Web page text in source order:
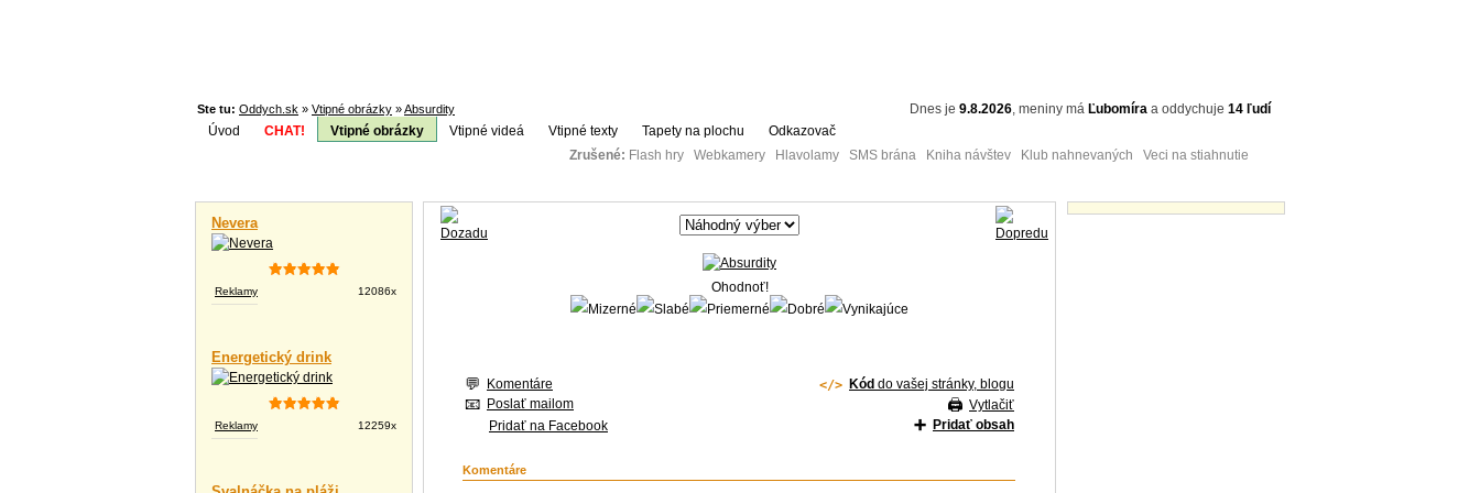
Ste tu: Oddych.sk » Vtipné obrázky »Absurdity Dnes je 9.8.2026, meniny má Ľubomíra a oddychuje 14 ľudí
Úvod
CHAT! Vtipné obrázky Vtipné videá Vtipné texty Tapety na plochu
Odkazovač
Zrušené: Flash hry Webkamery Hlavolamy SMS brána Kniha návštev Klub nahnevaných Veci na stiahnutie
Nevera
Reklamy 12086x
Energetický drink
Reklamy 12259x
Ohodnoť!
Komentáre
Poslať mailom
Pridať na Facebook
Kód do vašej stránky, blogu
Vytlačiť
Pridať obsah
Komentáre